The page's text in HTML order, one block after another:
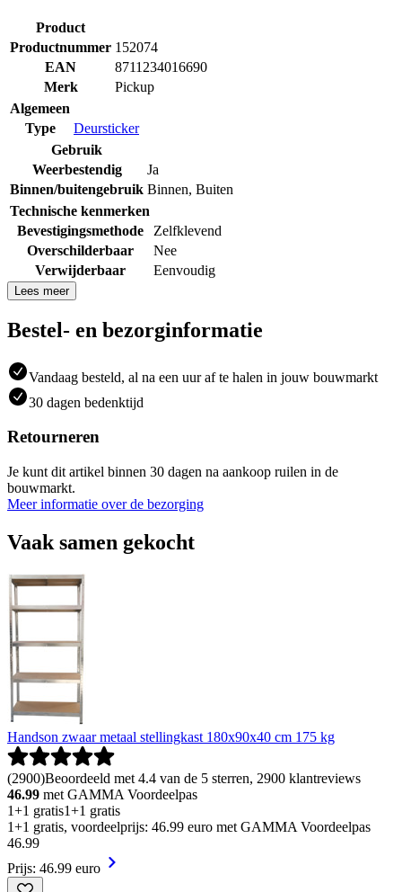
Product
Productnummer 152074
EAN
8711234016690
Merk
Pickup
Algemeen
Type
Deursticker
Gebruik
Weerbestendig
Ja
Binnen/buitengebruik Binnen, Buiten
Technische kenmerken
Bevestigingsmethode
Zelfklevend
Overschilderbaar
Nee
Verwijderbaar
Eenvoudig
Lees meer
Bestel- en bezorginformatie
Vandaag besteld, al na een uur af te halen in jouw bouwmarkt
30 dagen bedenktijd
Retourneren
Je kunt dit artikel binnen 30 dagen na aankoop ruilen in de
bouwmarkt.
Meer informatie over de bezorging
Vaak samen gekocht
Handson zwaar metaal stellingkast 180x90x40 cm 175 kg
(2900)Beoordeeld met 4.4 van de 5 sterren, 2900 klantreviews
46.99 met GAMMA Voordeelpas
1+1 gratis1+1 gratis
1+1 gratis, voordeelprijs: 46.99 euro met GAMMA Voordeelpas
46.99
Prijs: 46.99 euro